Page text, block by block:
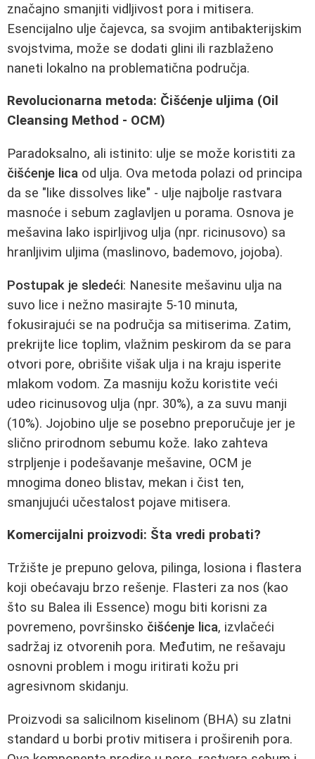
značajno smanjiti vidljivost pora i mitisera.
Esencijalno ulje čajevca, sa svojim antibakterijskim
svojstvima, može se dodati glini ili razblaženo
naneti lokalno na problematična područja.
Revolucionarna metoda: Čišćenje uljima (Oil
Cleansing Method - OCM)
Paradoksalno, ali istinito: ulje se može koristiti za
čišćenje lica od ulja. Ova metoda polazi od principa
da se "like dissolves like" - ulje najbolje rastvara
masnoće i sebum zaglavljen u porama. Osnova je
mešavina lako ispirljivog ulja (npr. ricinusovo) sa
hranljivim uljima (maslinovo, bademovo, jojoba).
Postupak je sledeći: Nanesite mešavinu ulja na
suvo lice i nežno masirajte 5-10 minuta,
fokusirajući se na područja sa mitiserima. Zatim,
prekrijte lice toplim, vlažnim peskirom da se para
otvori pore, obrišite višak ulja i na kraju isperite
mlakom vodom. Za masniju kožu koristite veći
udeo ricinusovog ulja (npr. 30%), a za suvu manji
(10%). Jojobino ulje se posebno preporučuje jer je
slično prirodnom sebumu kože. Iako zahteva
strpljenje i podešavanje mešavine, OCM je
mnogima doneo blistav, mekan i čist ten,
smanjujući učestalost pojave mitisera.
Komercijalni proizvodi: Šta vredi probati?
Tržište je prepuno gelova, pilinga, losiona i flastera
koji obećavaju brzo rešenje. Flasteri za nos (kao
što su Balea ili Essence) mogu biti korisni za
povremeno, površinsko čišćenje lica, izvlačeći
sadržaj iz otvorenih pora. Međutim, ne rešavaju
osnovni problem i mogu iritirati kožu pri
agresivnom skidanju.
Proizvodi sa salicilnom kiselinom (BHA) su zlatni
standard u borbi protiv mitisera i proširenih pora.